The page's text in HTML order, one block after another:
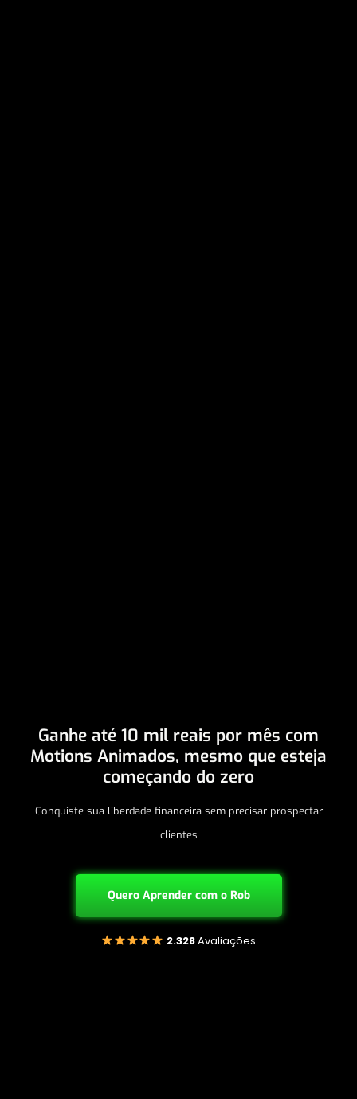
Ganhe até 10 mil reais por mês com
Motions Animados, mesmo que esteja
começando do zero
Conquiste sua liberdade financeira sem precisar prospectar
clientes
Quero Aprender com o Rob
2.328Avaliações